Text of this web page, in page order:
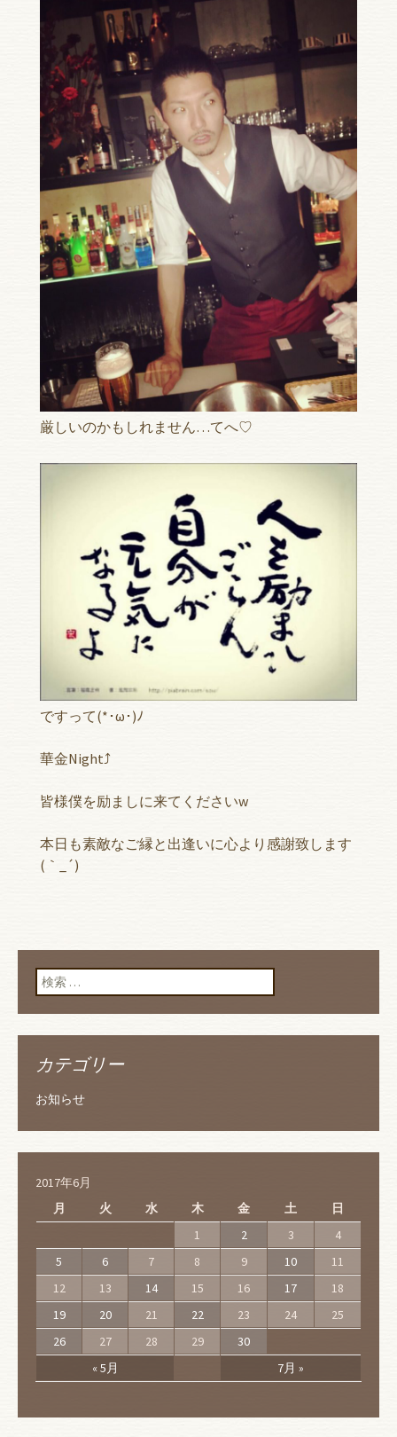
厳しいのかもしれません…てへ♡
ですって(*･ω･)ﾉ
華金Night⤴︎
皆様僕を励ましに来てくださいw
本日も素敵なご縁と出逢いに心より感謝致します
(｀_´)ゞ
検索:
カテゴリー
お知らせ
2017年6月
月
火 水 木 金 土 日
« 5月 7月 »
1 2 3
4
5
6 7 8 9 10
11
12
13 14 15 16 17
18
19
20 21 22 23 24
25
26
27 28 29 30